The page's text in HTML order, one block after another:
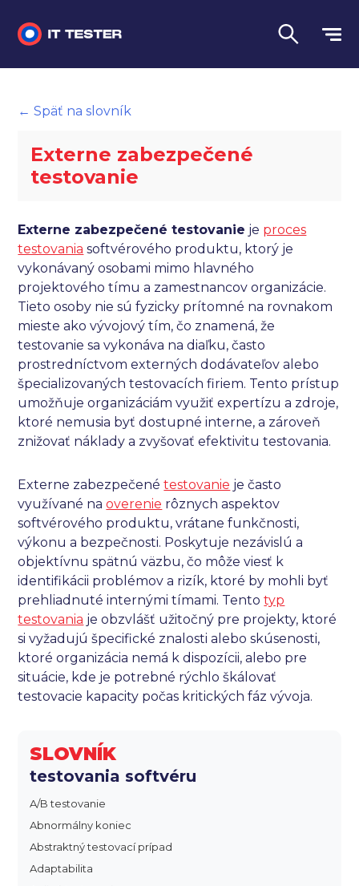
Automatizované testovanie
Performance testing
Slovník
Jazyk
SLOVNÍK
testovania softvéru
A/B testovanie
Abnormálny koniec
Abstraktný testovací prípad
Adaptabilita
← Späť na slovník
Externe zabezpečené
testovanie
Externe zabezpečené testovanie je proces
testovania softvérového produktu, ktorý je
vykonávaný osobami mimo hlavného
projektového tímu a zamestnancov organizácie.
Tieto osoby nie sú fyzicky prítomné na rovnakom
mieste ako vývojový tím, čo znamená, že
testovanie sa vykonáva na diaľku, často
prostredníctvom externých dodávateľov alebo
špecializovaných testovacích firiem. Tento prístup
umožňuje organizáciám využiť expertízu a zdroje,
ktoré nemusia byť dostupné interne, a zároveň
znižovať náklady a zvyšovať efektivitu testovania.
Externe zabezpečenétestovanie je často
využívané naoverenie rôznych aspektov
softvérového produktu, vrátane funkčnosti,
výkonu a bezpečnosti. Poskytuje nezávislú a
objektívnu spätnú väzbu, čo môže viesť k
identifikácii problémov a rizík, ktoré by mohli byť
prehliadnuté internými tímami. Tentotyp
testovania je obzvlášť užitočný pre projekty, ktoré
si vyžadujú špecifické znalosti alebo skúsenosti,
ktoré organizácia nemá k dispozícii, alebo pre
situácie, kde je potrebné rýchlo škálovať
testovacie kapacity počas kritických fáz vývoja.